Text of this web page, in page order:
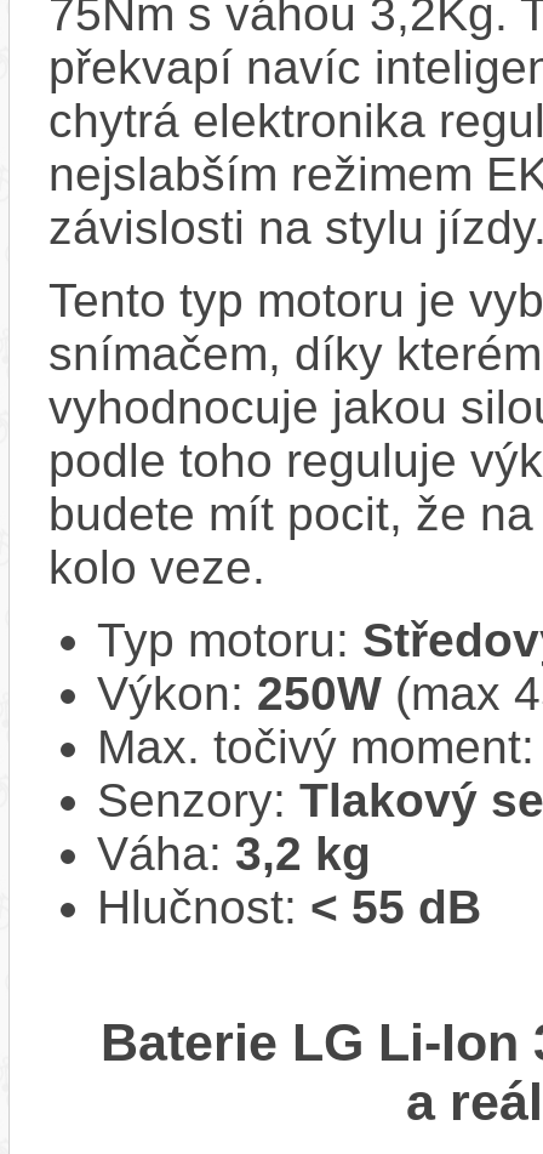
75Nm s váhou 3,2Kg.
překvapí navíc
chytrá elektronika
nejslabším režimem
závislosti na stylu
Tento typ motoru je
snímačem, díky
vyhodnocuje jakou
podle toho reguluje
budete mít pocit, že
kolo veze.
Typ motoru:
Výkon: 250W (max
Max. točivý
Senzory: Tlakový
Váha: 3,2 kg
Hlučnost: < 55 dB
Baterie LG Li-Ion
a